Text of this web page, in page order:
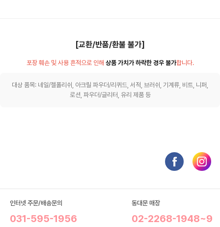
[교환/반품/환불 불가]
포장 훼손 및 사용 흔적으로 인해 상품 가치가 하락한 경우 불가합니다.
대상 품목: 네일/젤폴리쉬, 아크릴 파우더/리퀴드, 서적, 브러쉬, 기계류, 비트, 니퍼,
로션, 파우더/글리터, 유리 제품 등
인터넷 주문/배송문의
031-595-1956
동대문 매장
02-2268-1948~9